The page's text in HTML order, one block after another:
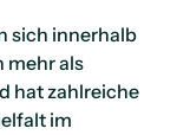
sich innerhalb
mehr als
hat zahlreiche
im